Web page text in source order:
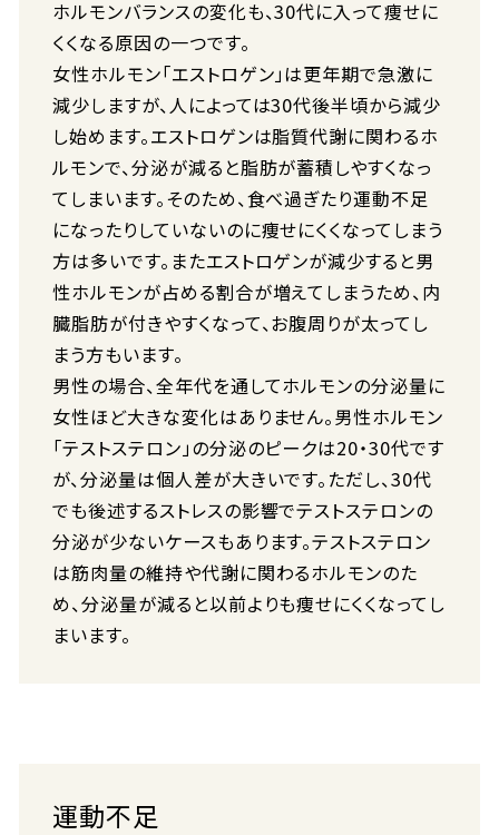
ホルモンバランスの変化も、30代に入って痩せに
くくなる原因の一つです。
女性ホルモン「エストロゲン」は更年期で急激に
減少しますが、人によっては30代後半頃から減少
し始めます。エストロゲンは脂質代謝に関わるホ
ルモンで、分泌が減ると脂肪が蓄積しやすくなっ
てしまいます。そのため、食べ過ぎたり運動不足
になったりしていないのに痩せにくくなってしまう
方は多いです。またエストロゲンが減少すると男
性ホルモンが占める割合が増えてしまうため、内
臓脂肪が付きやすくなって、お腹周りが太ってし
まう方もいます。
男性の場合、全年代を通してホルモンの分泌量に
女性ほど大きな変化はありません。男性ホルモン
「テストステロン」の分泌のピークは20・30代です
が、分泌量は個人差が大きいです。ただし、30代
でも後述するストレスの影響でテストステロンの
分泌が少ないケースもあります。テストステロン
は筋肉量の維持や代謝に関わるホルモンのた
め、分泌量が減ると以前よりも痩せにくくなってし
まいます。
運動不足